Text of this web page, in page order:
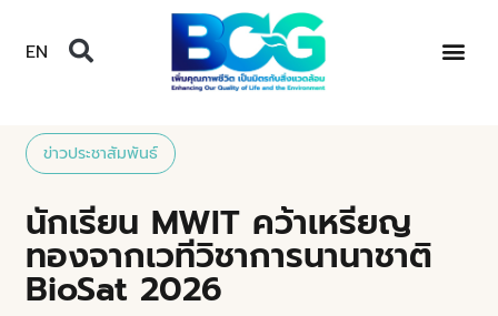
EN
ข่าวประชาสัมพันธ์
นักเรียน MWIT คว้าเหรียญ
ทองจากเวทีวิชาการนานาชาติ
BioSat 2026